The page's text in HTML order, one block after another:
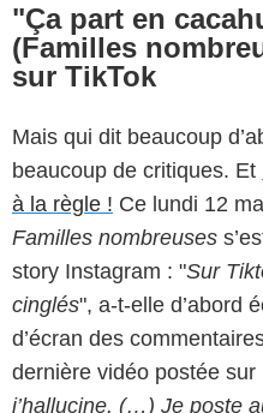
"Ça part en
(Familles
sur TikTok
Mais qui dit beaucoup
beaucoup de critiques. Et
à la règle ! Ce lundi 12
Familles nombreuses
story Instagram : "Sur
cinglés", a-t-elle d’abord
d’écran des
dernière vidéo postée sur
j’hallucine. (…) Je poste